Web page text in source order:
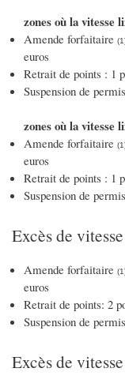
zones où la vitesse
Amende forfaitaire
euros
Retrait de points : 1
Suspension de permis
zones où la vitesse
Amende forfaitaire
euros
Retrait de points : 1
Suspension de permis
Excès de
Amende forfaitaire
euros
Retrait de points: 2
Suspension de permis
Excès de